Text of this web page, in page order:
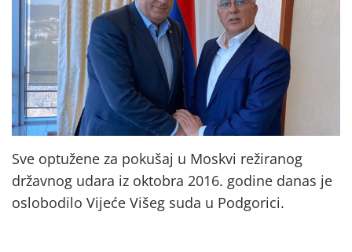
Sve optužene za pokušaj u Moskvi režiranog
državnog udara iz oktobra 2016. godine danas je
oslobodilo Vijeće Višeg suda u Podgorici.